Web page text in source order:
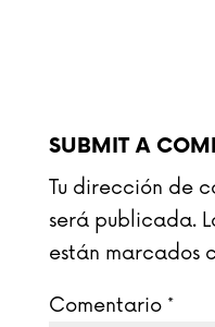
SUBMIT A
Tu dirección de
será publicada.
están marcados
Comentario *